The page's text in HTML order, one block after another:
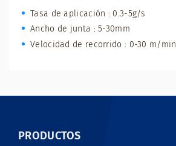
Tasa de aplicación : 0.3-5g/s
Ancho de junta : 5-30mm
Velocidad de recorrido : 0-30 m/min
PRODUCTOS